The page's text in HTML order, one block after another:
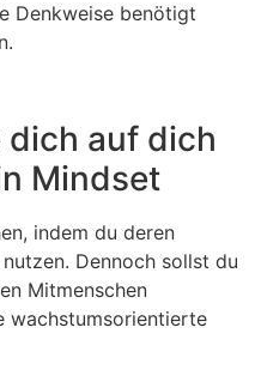
Denkweise benötigt
dich auf dich
Mindset
indem du deren
Dennoch sollst du
Mitmenschen
wachstumsorientierte